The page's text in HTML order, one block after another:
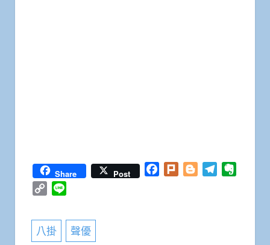
Share Post Facebook
Plurk BloggerTelegram
Copy
八掛 聲優